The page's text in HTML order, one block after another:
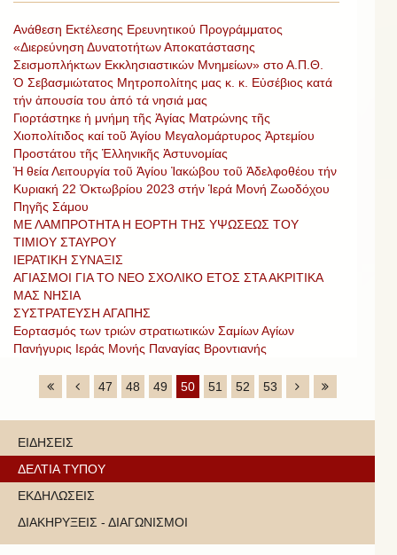
Ανάθεση Εκτέλεσης Ερευνητικού Προγράμματος
«Διερεύνηση Δυνατοτήτων Αποκατάστασης
Σεισμοπλήκτων Εκκλησιαστικών Μνημείων» στο Α.Π.Θ.
Ὁ Σεβασμιώτατος Μητροπολίτης μας κ. κ. Εὐσέβιος κατά
τήν ἀπουσία του ἀπό τά νησιά μας
Γιορτάστηκε ἡ μνήμη τῆς Ἁγίας Ματρώνης τῆς
Χιοπολίτιδος καί τοῦ Ἁγίου Μεγαλομάρτυρος Ἀρτεμίου
Προστάτου τῆς Ἑλληνικῆς Ἀστυνομίας
Ἡ θεία Λειτουργία τοῦ Ἁγίου Ἰακώβου τοῦ Ἀδελφοθέου τήν
Κυριακή 22 Ὀκτωβρίου 2023 στήν Ἱερά Μονή Ζωοδόχου
Πηγῆς Σάμου
ΜΕ ΛΑΜΠΡΟΤΗΤΑ Η ΕΟΡΤΗ ΤΗΣ ΥΨΩΣΕΩΣ ΤΟΥ
ΤΙΜΙΟΥ ΣΤΑΥΡΟΥ
ΙΕΡΑΤΙΚΗ ΣΥΝΑΞΙΣ
ΑΓΙΑΣΜΟΙ ΓΙΑ ΤΟ ΝΕΟ ΣΧΟΛΙΚΟ ΕΤΟΣ ΣΤΑ ΑΚΡΙΤΙΚΑ
ΜΑΣ ΝΗΣΙΑ
ΣΥΣΤΡΑΤΕΥΣΗ ΑΓΑΠΗΣ
Εορτασμός των τριών στρατιωτικών Σαμίων Αγίων
Πανήγυρις Ιεράς Μονής Παναγίας Βροντιανής
47 48 49 50 51 52 53
ΕΙΔΗΣΕΙΣ
ΔΕΛΤΙΑ ΤΥΠΟΥ
ΕΚΔΗΛΩΣΕΙΣ
ΔΙΑΚΗΡΥΞΕΙΣ - ΔΙΑΓΩΝΙΣΜΟΙ